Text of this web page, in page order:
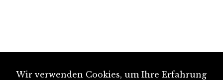
Wir verwenden Cookies, um Ihre Erfahrung